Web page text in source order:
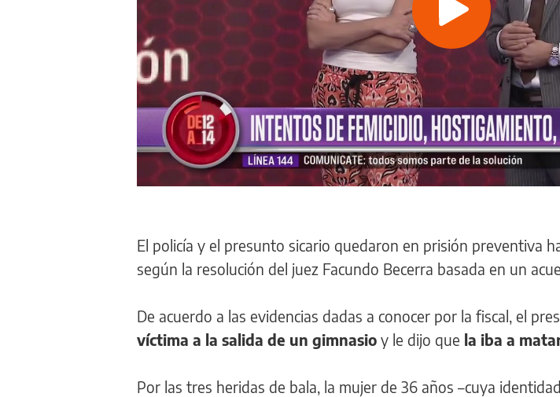
Play
Video
El policía y el presunto sicario quedaron en prisión preventiva
según la resolución del juez Facundo Becerra basada en un
De acuerdo a las evidencias dadas a conocer por la fiscal, el
víctima a la salida de un gimnasio y le dijo que la iba a
Por las tres heridas de bala, la mujer de 36 años –cuya